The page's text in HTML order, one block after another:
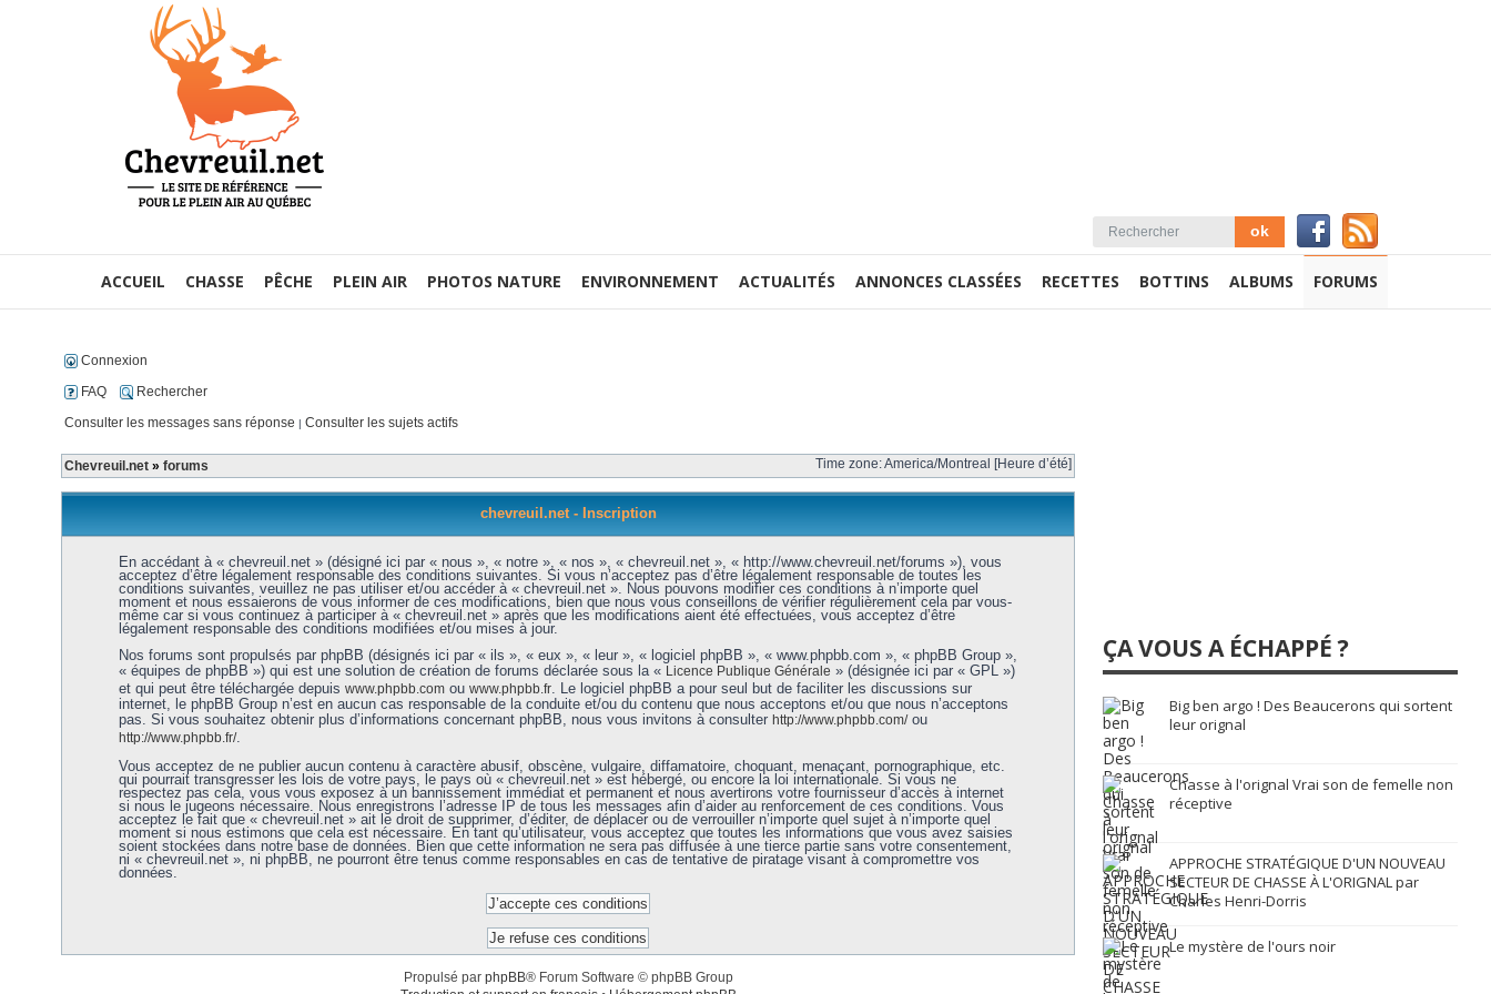
ACCUEIL CHASSE PÊCHE PLEIN AIR PHOTOS NATURE ENVIRONNEMENT ACTUALITÉS ANNONCES CLASSÉES RECETTES BOTTINS ALBUMS FORUMS
Connexion
FAQ
Rechercher
Consulter les messages sans réponse | Consulter les sujets actifs
Chevreuil.net » forums Time zone: America/Montreal [Heure d’été]
chevreuil.net - Inscription
En accédant à « chevreuil.net » (désigné ici par « nous », « notre », « nos », « chevreuil.net », « http://www.chevreuil.net/forums »), vous
acceptez d’être légalement responsable des conditions suivantes. Si vous n’acceptez pas d’être légalement responsable de toutes les
conditions suivantes, veuillez ne pas utiliser et/ou accéder à « chevreuil.net ». Nous pouvons modifier ces conditions à n’importe quel
moment et nous essaierons de vous informer de ces modifications, bien que nous vous conseillons de vérifier régulièrement cela par vous-
même car si vous continuez à participer à « chevreuil.net » après que les modifications aient été effectuées, vous acceptez d’être
légalement responsable des conditions modifiées et/ou mises à jour.
Nos forums sont propulsés par phpBB (désignés ici par « ils », « eux », « leur », « logiciel phpBB », « www.phpbb.com », « phpBB Group »,
« équipes de phpBB ») qui est une solution de création de forums déclarée sous la « Licence Publique Générale » (désignée ici par « GPL »)
et qui peut être téléchargée depuis www.phpbb.comou www.phpbb.fr. Le logiciel phpBB a pour seul but de faciliter les discussions sur
internet, le phpBB Group n’est en aucun cas responsable de la conduite et/ou du contenu que nous acceptons et/ou que nous n’acceptons
pas. Si vous souhaitez obtenir plus d’informations concernant phpBB, nous vous invitons à consulter http://www.phpbb.com/ou
http://www.phpbb.fr/.
Vous acceptez de ne publier aucun contenu à caractère abusif, obscène, vulgaire, diffamatoire, choquant, menaçant, pornographique, etc.
qui pourrait transgresser les lois de votre pays, le pays où « chevreuil.net » est hébergé, ou encore la loi internationale. Si vous ne
respectez pas cela, vous vous exposez à un bannissement immédiat et permanent et nous avertirons votre fournisseur d’accès à internet
si nous le jugeons nécessaire. Nous enregistrons l’adresse IP de tous les messages afin d’aider au renforcement de ces conditions. Vous
acceptez le fait que « chevreuil.net » ait le droit de supprimer, d’éditer, de déplacer ou de verrouiller n’importe quel sujet à n’importe quel
moment si nous estimons que cela est nécessaire. En tant qu’utilisateur, vous acceptez que toutes les informations que vous avez saisies
soient stockées dans notre base de données. Bien que cette information ne sera pas diffusée à une tierce partie sans votre consentement,
ni « chevreuil.net », ni phpBB, ne pourront être tenus comme responsables en cas de tentative de piratage visant à compromettre vos
données.
Propulsé par phpBB® Forum Software © phpBB Group
ÇA VOUS A ÉCHAPPÉ ?
Big ben argo ! Des Beaucerons qui sortent
leur orignal
Chasse à l'orignal Vrai son de femelle non
réceptive
APPROCHE STRATÉGIQUE D'UN NOUVEAU
SECTEUR DE CHASSE À L'ORIGNAL par
Charles Henri-Dorris
Le mystère de l'ours noir